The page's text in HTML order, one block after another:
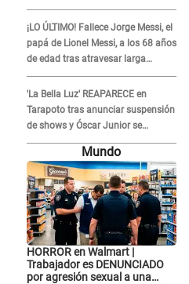
¡LO ÚLTIMO! Fallece Jorge Messi, el
papá de Lionel Messi, a los 68 años
de edad tras atravesar larga
enfermedad
'La Bella Luz' REAPARECE en
Tarapoto tras anunciar suspensión
de shows y Óscar Junior se
JUSTIFICA: "Por un error no vamos
a pagar todos"Mundo
HORROR en Walmart |
Trabajador es DENUNCIADO
por agresión sexual a una